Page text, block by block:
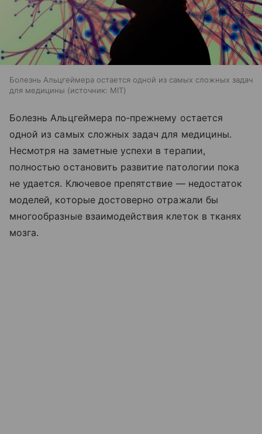
Болезнь Альцгеймера остается одной из самых сложных задач
для медицины
источник: MIT
Болезнь Альцгеймера по‑прежнему остается
одной из самых сложных задач для медицины.
Несмотря на заметные успехи в терапии,
полностью остановить развитие патологии пока
не удается. Ключевое препятствие — недостаток
моделей, которые достоверно отражали бы
многообразные взаимодействия клеток в тканях
мозга.